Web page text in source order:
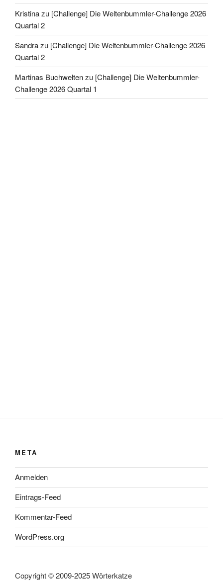
Kristinazu [Challenge] Die Weltenbummler-Challenge 2026
Quartal 2
Sandrazu [Challenge] Die Weltenbummler-Challenge 2026
Quartal 2
Martinas Buchweltenzu [Challenge] Die Weltenbummler-
Challenge 2026 Quartal 1
META
Anmelden
Eintrags-Feed
Kommentar-Feed
WordPress.org
Copyright © 2009-2025 Wörterkatze